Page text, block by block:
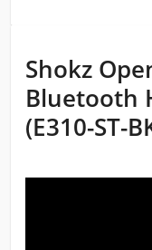
Shokz
Bluetooth
(E310-ST-